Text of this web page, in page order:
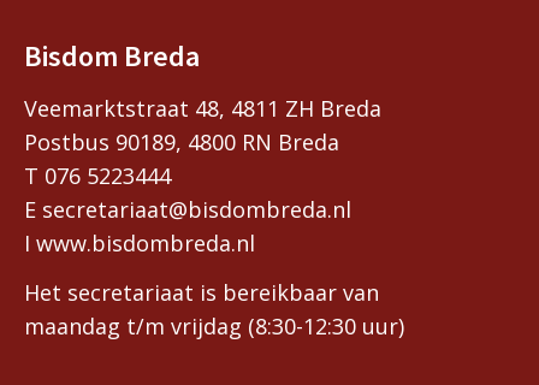
Bisdom Breda
Veemarktstraat 48, 4811 ZH Breda
Postbus 90189, 4800 RN Breda
T 076 5223444
E secretariaat@bisdombreda.nl
I www.bisdombreda.nl
Het secretariaat is bereikbaar van
maandag t/m vrijdag (8:30-12:30 uur)